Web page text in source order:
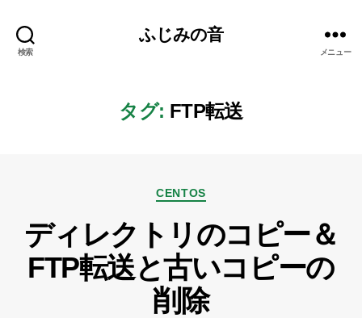
検索
ふじみの音
メニュー
タグ: FTP転送
カ
ゴ
リ
ー
CENTOS
ディレクトリのコピー＆
FTP転送と古いコピーの
削除